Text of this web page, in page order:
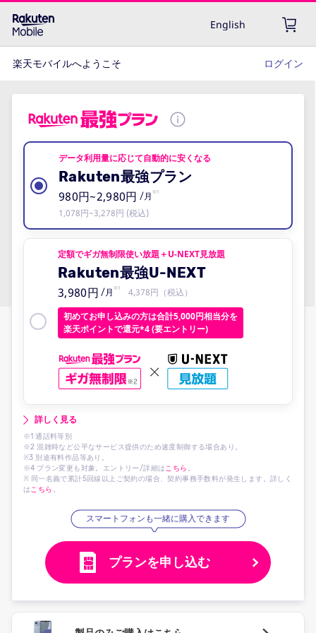
English
楽天モバイルへようこそ ログイン
データ利用量に応じて自動的に安くなる
Rakuten最強プラン
980円~2,980円 /月※1
1,078円~3,278円 (税込)
定額でギガ無制限使い放題＋U-NEXT見放題
Rakuten最強U-NEXT
3,980円 /月※1
4,378円（税込）
初めてお申し込みの方は合計5,000円相当分を
楽天ポイントで還元*4 (要エントリー)
詳しく見る
※1 通話料等別
※2 混雑時など公平なサービス提供のため速度制御する場合あり。
※3 別途有料作品等あり。
※4 プラン変更も対象。エントリー/詳細はこちら 。
※ 同一名義で累計5回線以上ご契約の場合、契約事務手数料が発生します。詳しく
はこちら 。
スマートフォンも一緒に購入できます
プランを申し込む